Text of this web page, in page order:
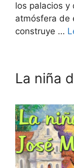
los palacios y
atmósfera de
construye …
La niña